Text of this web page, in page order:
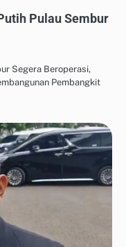
Pulau Sembur
Segera Beroperasi,
Pembangkit